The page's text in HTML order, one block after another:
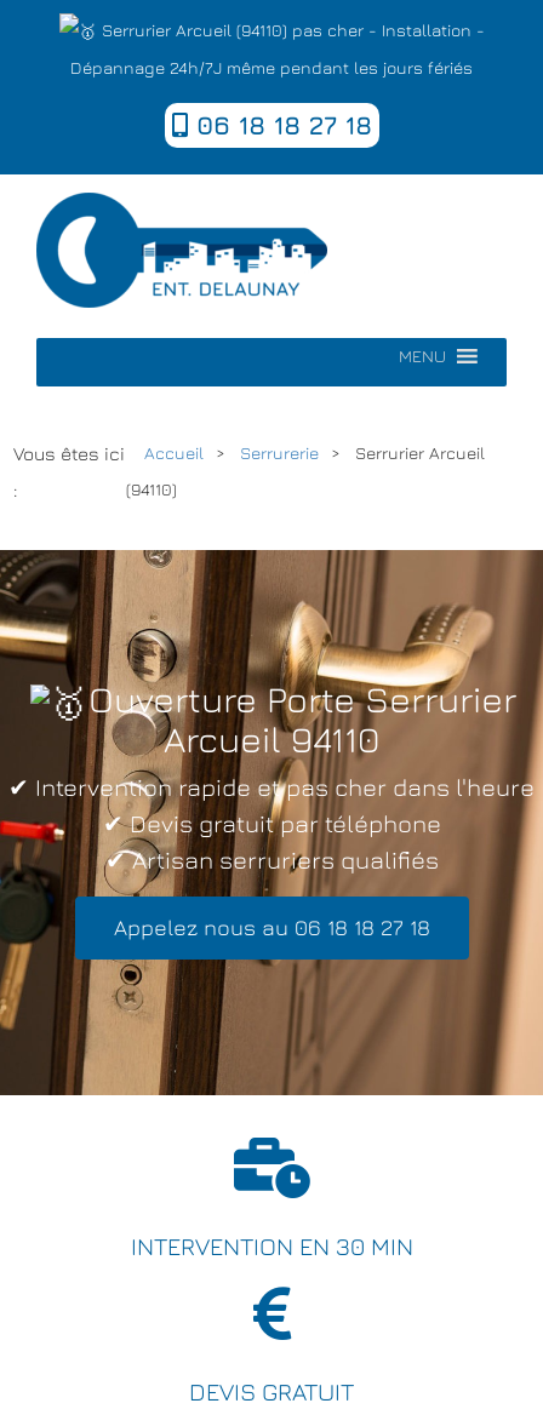
Serrurier Arcueil (94110) pas cher - Installation -
Dépannage 24h/7J même pendant les jours fériés
06 18 18 27 18
MENU
Vous êtes ici
:
Accueil Serrurerie
Serrurier Arcueil
(94110)
Ouverture Porte Serrurier
Arcueil 94110
✔ Intervention rapide et pas cher dans l'heure
✔ Devis gratuit par téléphone
✔ Artisan serruriers qualifiés
Appelez nous au 06 18 18 27 18
INTERVENTION EN 30 MIN
DEVIS GRATUIT